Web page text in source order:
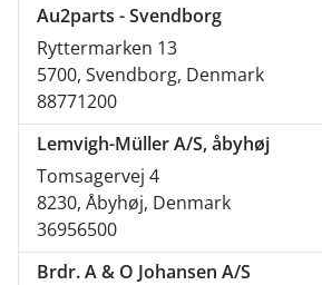
Au2parts - Svendborg
Ryttermarken 13
5700, Svendborg, Denmark
88771200
Lemvigh-Müller A/S, åbyhøj
Tomsagervej 4
8230, Åbyhøj, Denmark
36956500
Brdr. A & O Johansen A/S